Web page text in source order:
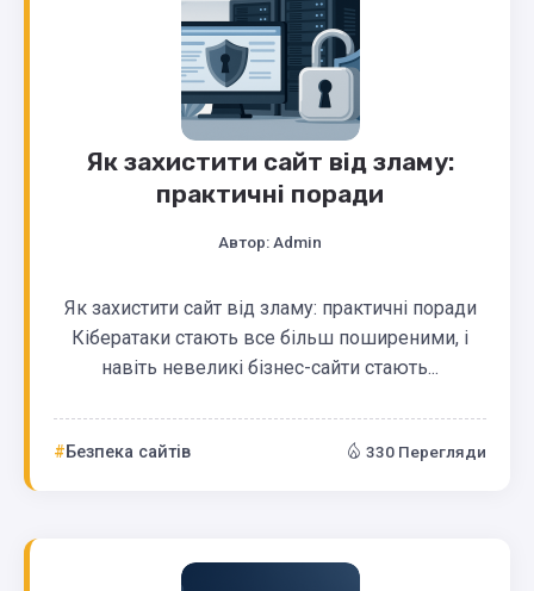
Як захистити сайт від зламу:
практичні поради
Автор: Admin
Як захистити сайт від зламу: практичні поради
Кібератаки стають все більш поширеними, і
навіть невеликі бізнес-сайти стають...
Безпека сайтів 330 Перегляди